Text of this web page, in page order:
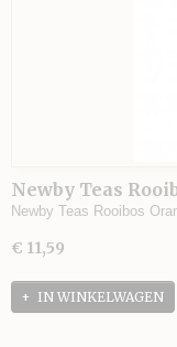
Newby Teas
Newby Teas Rooibos
€ 11,59
IN WINKELWAGEN